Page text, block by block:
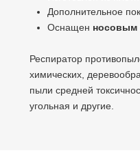
Дополнительное
Оснащен носовым
Респиратор
химических,
пыли средней
угольная и другие.